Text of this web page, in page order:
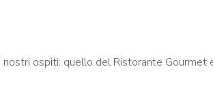
nostri ospiti: quello del Ristorante